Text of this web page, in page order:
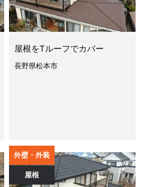
屋根をTルーフでカバー
長野県松本市
外壁・外装
屋根